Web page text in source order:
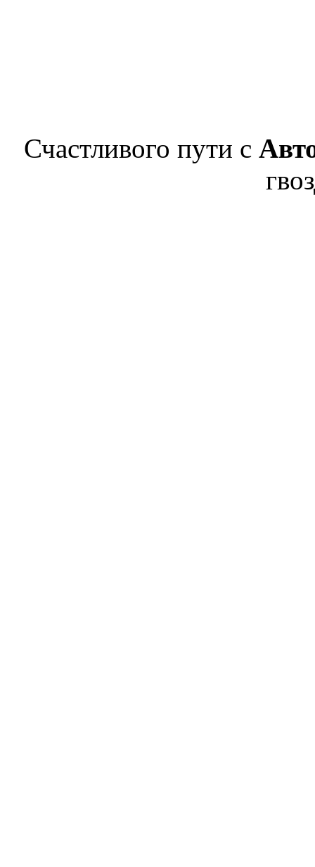
Счастливого пути с